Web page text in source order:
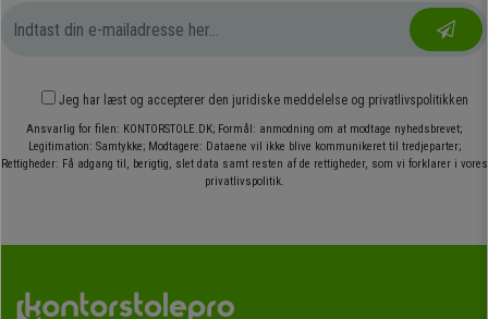
Jeg har læst og accepterer den juridiske meddelelse og privatlivspolitikken
Ansvarlig for filen: KONTORSTOLE.DK; Formål: anmodning om at modtage nyhedsbrevet;
Legitimation: Samtykke; Modtagere: Dataene vil ikke blive kommunikeret til tredjeparter;
Rettigheder: Få adgang til, berigtig, slet data samt resten af de rettigheder, som vi forklarer i vores
privatlivspolitik.